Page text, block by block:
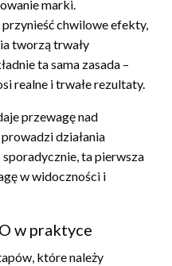
marki.
chwilowe efekty,
tworzą trwały
ta sama zasada –
realne i trwałe rezultaty.
przewagę nad
działania
ta pierwsza
w widoczności i
w praktyce
które należy